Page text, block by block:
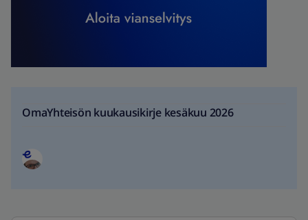
OmaYhteisön kuukausikirje kesäkuu 2026